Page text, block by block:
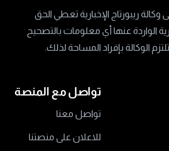
ريبورتاج الإخبارية تعطي الحق
الواردة عنها أي معلومات بالتصحيح
الوكالة بإفراد المساحة لذلك.
تواصل مع المنصة
تواصل معنا
للاعلان على منصتنا